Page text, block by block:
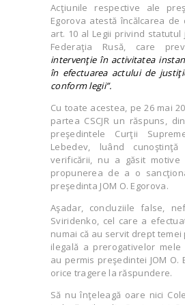
Acţiunile respective ale
Egorova atestă încălcarea de
art. 10 al Legii privind statutul
Federaţia Rusă, care
intervenţie în activitatea
în efectuarea actului de
conform legii”.
Cu toate acestea, pe 26 mai
partea CSCJR un răspuns,
preşedintele Curţii
Lebedev, luând
verificării, nu a găsit
propunerea de a o
preşedinta JOM O. Egorova.
Aşadar, concluziile false,
Sviridenko, cel care a
numai că au servit drept
ilegală a prerogativelor
au permis preşedintei JOM O.
orice tragere la răspundere.
Să nu înţeleagă oare nici